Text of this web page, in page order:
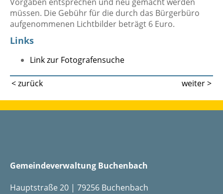
müssen. Die Gebühr für die durch das Bürgerbüro
aufgenommenen Lichtbilder beträgt 6 Euro.
Links
Link zur Fotografensuche
< zurück weiter >
Gemeindeverwaltung Buchenbach
Hauptstraße 20 | 79256 Buchenbach